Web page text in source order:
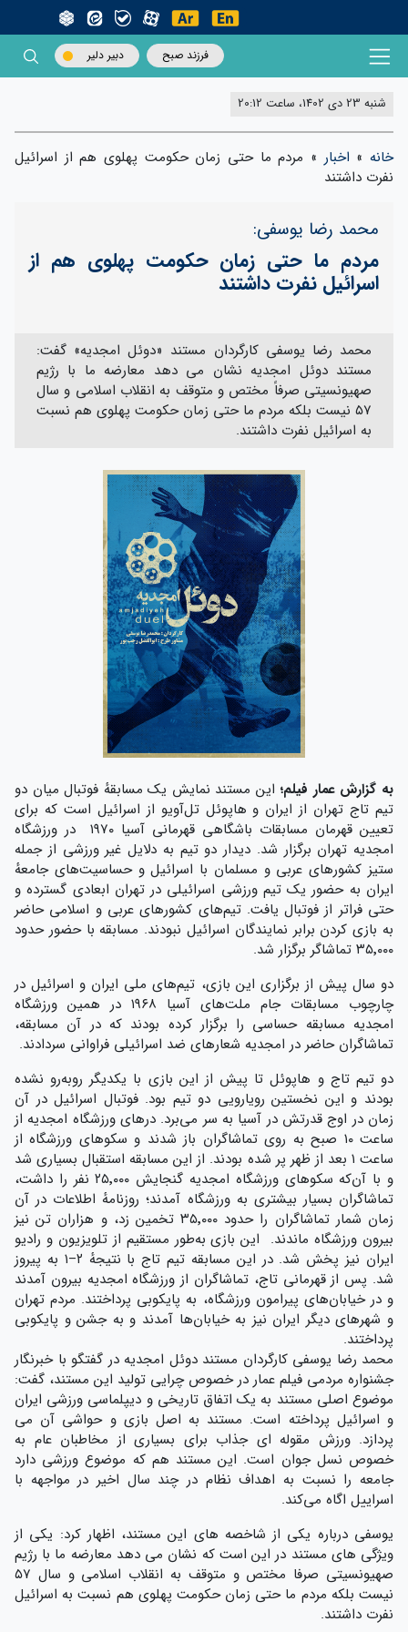
فرزند صبح دبیر دلیر
شنبه 23 دی 1402، ساعت 20:12
خانه» اخبار » مردم ما حتی زمان حکومت پهلوی هم از اسرائیل
نفرت داشتند
محمد رضا یوسفی:
مردم ما حتی زمان حکومت پهلوی هم از
اسرائیل نفرت داشتند
محمد رضا یوسفی کارگردان مستند «دوئل امجدیه» گفت:
مستند دوئل امجدیه نشان می دهد معارضه ما با رژیم
صهیونسیتی صرفاً مختص و متوقف به انقلاب اسلامی و سال
۵۷ نیست بلکه مردم ما حتی زمان حکومت پهلوی هم نسبت
به اسرائیل نفرت داشتند.
به گزارش عمار فیلم؛ این مستند نمایش یک مسابقهٔ فوتبال میان دو
تیم تاج تهران از ایران و هاپوئل تل‌آویو از اسرائیل است که برای
تعیین قهرمان مسابقات باشگاهی قهرمانی آسیا ۱۹۷۰ در ورزشگاه
امجدیه تهران برگزار شد. دیدار دو تیم به دلایل غیر ورزشی از جمله
ستیز کشورهای عربی و مسلمان با اسرائیل و حساسیت‌های جامعهٔ
ایران به حضور یک تیم ورزشی اسرائیلی در تهران ابعادی گسترده و
حتی فراتر از فوتبال یافت. تیم‌های کشورهای عربی و اسلامی حاضر
به بازی کردن برابر نمایندگان اسرائیل نبودند. مسابقه با حضور حدود
۳۵٬۰۰۰ تماشاگر برگزار شد.
دو سال پیش از برگزاری این بازی، تیم‌های ملی ایران و اسرائیل در
چارچوب مسابقات جام ملت‌های آسیا ۱۹۶۸ در همین ورزشگاه
امجدیه مسابقه حساسی را برگزار کرده بودند که در آن مسابقه،
تماشاگران حاضر در امجدیه شعارهای ضد اسرائیلی فراوانی سردادند.
دو تیم تاج و هاپوئل تا پیش از این بازی با یکدیگر روبه‌رو نشده
بودند و این نخستین رویارویی دو تیم بود. فوتبال اسرائیل در آن
زمان در اوج قدرتش در آسیا به سر می‌برد. درهای ورزشگاه امجدیه از
ساعت ۱۰ صبح به روی تماشاگران باز شدند و سکوهای ورزشگاه از
ساعت ۱ بعد از ظهر پر شده بودند. از این مسابقه استقبال بسیاری شد
و با آن‌که سکوهای ورزشگاه امجدیه گنجایش ۲۵٬۰۰۰ نفر را داشت،
تماشاگران بسیار بیشتری به ورزشگاه آمدند؛ روزنامهٔ اطلاعات در آن
زمان شمار تماشاگران را حدود ۳۵٬۰۰۰ تخمین زد، و هزاران تن نیز
بیرون ورزشگاه ماندند. این بازی به‌طور مستقیم از تلویزیون و رادیو
ایران نیز پخش شد. در این مسابقه تیم تاج با نتیجهٔ ۲–۱ به پیروز
شد. پس از قهرمانی تاج، تماشاگران از ورزشگاه امجدیه بیرون آمدند
و در خیابان‌های پیرامون ورزشگاه، به پایکوبی پرداختند. مردم تهران
و شهرهای دیگر ایران نیز به خیابان‌ها آمدند و به جشن و پایکوبی
پرداختند.
محمد رضا یوسفی کارگردان مستند دوئل امجدیه در گفتگو با خبرنگار
جشنواره مردمی فیلم عمار در خصوص چرایی تولید این مستند، گفت:
موضوع اصلی مستند به یک اتفاق تاریخی و دیپلماسی ورزشی ایران
و اسرائیل پرداخته است. مستند به اصل بازی و حواشی آن می
پردازد. ورزش مقوله ای جذاب برای بسیاری از مخاطبان عام به
خصوص نسل جوان است. این مستند هم که موضوع ورزشی دارد
جامعه را نسبت به اهداف نظام در چند سال اخیر در مواجهه با
اسراییل اگاه می‌کند.
یوسفی درباره یکی از شاخصه های این مستند، اظهار کرد: یکی از
ویژگی های مستند در این است که نشان می دهد معارضه ما با رژیم
صهیونسیتی صرفا مختص و متوقف به انقلاب اسلامی و سال ۵۷
نیست بلکه مردم ما حتی زمان حکومت پهلوی هم نسبت به اسرائیل
نفرت داشتند.